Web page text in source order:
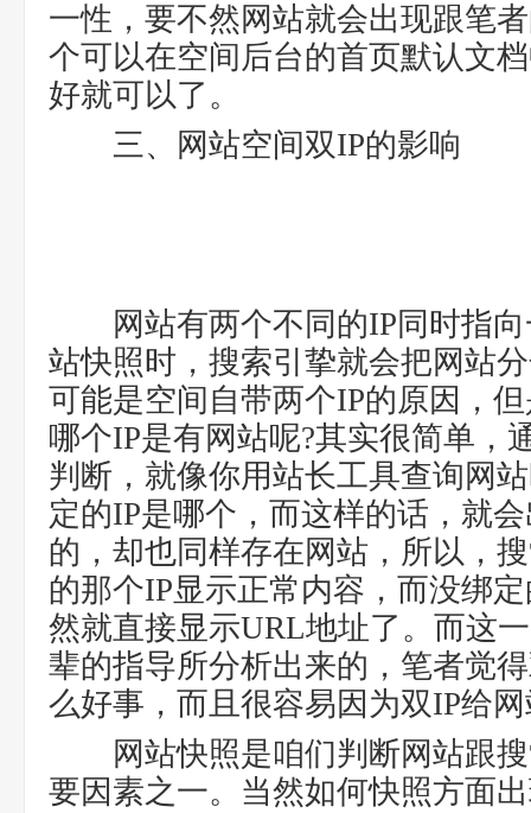
一性，要不然网站就会出现跟笔
个可以在空间后台的首页默认文
好就可以了。
三、网站空间双IP的影响
网站有两个不同的IP同时指向
站快照时，搜索引挚就会把网站
可能是空间自带两个IP的原因，
哪个IP是有网站呢?其实很简单，
判断，就像你用站长工具查询网
定的IP是哪个，而这样的话，就
的，却也同样存在网站，所以，
的那个IP显示正常内容，而没绑
然就直接显示URL地址了。而这
辈的指导所分析出来的，笔者觉
么好事，而且很容易因为双IP给
网站快照是咱们判断网站跟搜
要因素之一。当然如何快照方面